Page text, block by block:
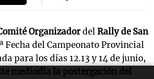
OrganizadordelRally de San
Fecha del Campeonato Provincial
para los días 12.13 y 14 de junio,
mediodía la postergación del